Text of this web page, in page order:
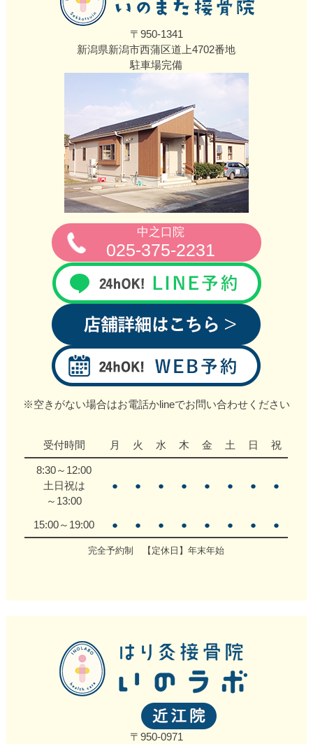
〒950-1341
新潟県新潟市西蒲区道上4702番地
駐車場完備
中之口院
025-375-2231
※空きがない場合はお電話かlineでお問い合わせください
受付時間 月 火 水 木 金 土 日 祝
8:30～12:00
土日祝は
～13:00
● ● ● ● ● ● ● ●
15:00～19:00 ● ● ● ● ● ● ● ●
完全予約制 【定休日】年末年始
〒950-0971